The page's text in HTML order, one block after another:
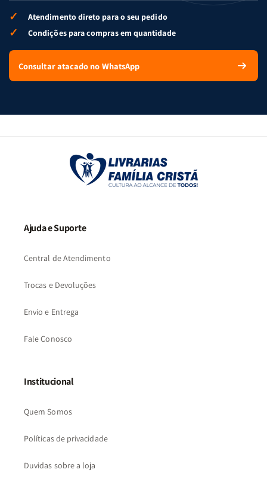
✓ Atendimento direto para o seu pedido
✓ Condições para compras em quantidade
Consultar atacado no WhatsApp
Ajuda e Suporte
Central de Atendimento
Trocas e Devoluções
Envio e Entrega
Fale Conosco
Institucional
Quem Somos
Políticas de privacidade
Duvidas sobre a loja